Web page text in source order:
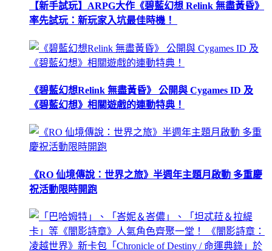
【新手試玩】ARPG大作《碧藍幻想 Relink 無盡黃昏》
率先試玩：新玩家入坑最佳時機！
《碧藍幻想Relink 無盡黃昏》 公開與 Cygames ID 及
《碧藍幻想》相關遊戲的連動特典！
《RO 仙境傳說：世界之旅》半週年主題月啟動 多重慶
祝活動限時開跑